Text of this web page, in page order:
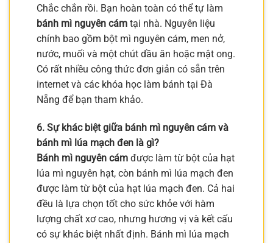
Chắc chắn rồi. Bạn hoàn toàn có thể tự làm
bánh mì nguyên cám tại nhà. Nguyên liệu
chính bao gồm bột mì nguyên cám, men nở,
nước, muối và một chút dầu ăn hoặc mật ong.
Có rất nhiều công thức đơn giản có sẵn trên
internet và các khóa học làm bánh tại Đà
Nẵng để bạn tham khảo.
6. Sự khác biệt giữa bánh mì nguyên cám và
bánh mì lúa mạch đen là gì?
Bánh mì nguyên cám được làm từ bột của hạt
lúa mì nguyên hạt, còn bánh mì lúa mạch đen
được làm từ bột của hạt lúa mạch đen. Cả hai
đều là lựa chọn tốt cho sức khỏe với hàm
lượng chất xơ cao, nhưng hương vị và kết cấu
có sự khác biệt nhất định. Bánh mì lúa mạch